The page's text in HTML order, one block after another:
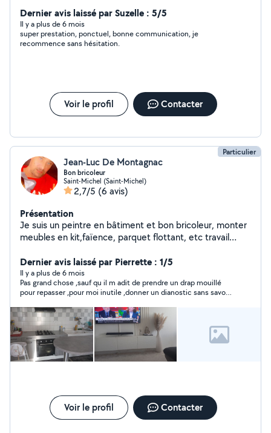
hydraulique pneumatique sur auto moto vélo bateau
engins tp agricole également soudure , réparation
outillage , affûtage divers ,réparation électroménager, hi
fi, jouet, objet. Travail des composites. Fibre de verre ,
Dernier avis laissé par Suzelle : 5/5
Il y a plus de 6 mois
super prestation, ponctuel, bonne communication, je
recommence sans hésitation.
Voir le profil Contacter
Particulier
Jean-Luc De Montagnac
Bon bricoleur
Saint-Michel (Saint-Michel)
2,7/5 (6 avis)
Présentation
Je suis un peintre en bâtiment et bon bricoleur, monter
meubles en kit,faïence, parquet flottant, etc travail
Dernier avis laissé par Pierrette : 1/5
Il y a plus de 6 mois
Pas grand chose ,sauf qu il m adit de prendre un drap mouillé
pour repasser ,pour moi inutile ,donner un dianostic sans savoir
Voir le profil Contacter